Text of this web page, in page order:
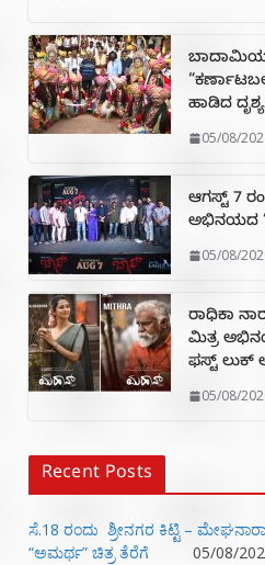
ಹಾಡಿದ
05/08/
ಆಗಸ್ಟ್ 7
ಅಭಿನಯದ
05/08/
ರಾಧಿಕಾ
ಮಿತ್ರ
ಫಸ್ಟ್ ಲುಕ್
05/08/
Recent Posts
ಸೆ.18 ರಂದು ಶ್ರೀನಗರ ಕಿಟ್ಟಿ –
“ಅಮರ್ಥ” ಚಿತ್ರ ತೆರೆಗೆ
05/08/